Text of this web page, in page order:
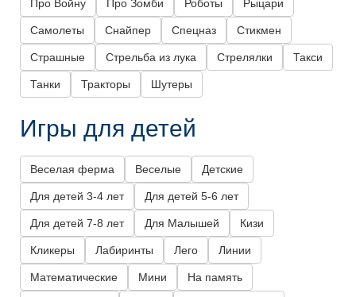
Про Войну Про Зомби Роботы Рыцари
Самолеты Снайпер Спецназ Стикмен
Страшные Стрельба из лука Стрелялки Такси
Танки Тракторы Шутеры
Игры для детей
Веселая ферма Веселые Детские
Для детей 3-4 лет Для детей 5-6 лет
Для детей 7-8 лет Для Малышей Кизи
Кликеры Лабиринты Лего Линии
Математические Мини На память